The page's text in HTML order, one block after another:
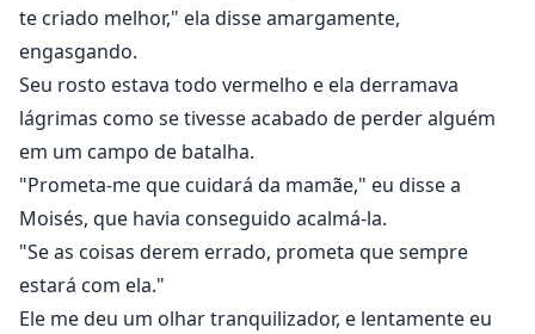
te criado melhor," ela disse amargamente,
engasgando.
Seu rosto estava todo vermelho e ela derramava
lágrimas como se tivesse acabado de perder alguém
em um campo de batalha.
"Prometa-me que cuidará da mamãe," eu disse a
Moisés, que havia conseguido acalmá-la.
"Se as coisas derem errado, prometa que sempre
estará com ela."
Ele me deu um olhar tranquilizador, e lentamente eu